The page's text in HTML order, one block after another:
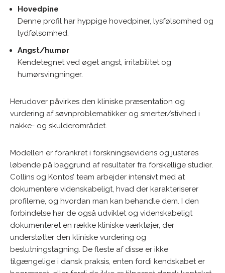
Hovedpine
Denne profil har hyppige hovedpiner, lysfølsomhed og
lydfølsomhed.
Angst/humør
Kendetegnet ved øget angst, irritabilitet og
humørsvingninger.
Herudover påvirkes den kliniske præsentation og
vurdering af søvnproblematikker og smerter/stivhed i
nakke- og skulderområdet.
Modellen er forankret i forskningsevidens og justeres
løbende på baggrund af resultater fra forskellige studier.
Collins og Kontos’ team arbejder intensivt med at
dokumentere videnskabeligt, hvad der karakteriserer
profilerne, og hvordan man kan behandle dem. I den
forbindelse har de også udviklet og videnskabeligt
dokumenteret en række kliniske værktøjer, der
understøtter den kliniske vurdering og
beslutningstagning. De fleste af disse er ikke
tilgængelige i dansk praksis, enten fordi kendskabet er